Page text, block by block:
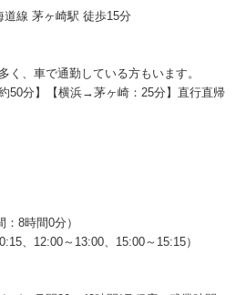
線 茅ヶ崎駅 徒歩15分
く、車で通勤している方もいます。
50分】【横浜→茅ヶ崎：25分】直行直帰
8時間0分）
、12:00～13:00、15:00～15:15）